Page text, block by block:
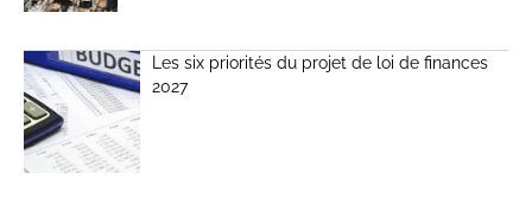
Les six priorités du projet de loi de finances
2027